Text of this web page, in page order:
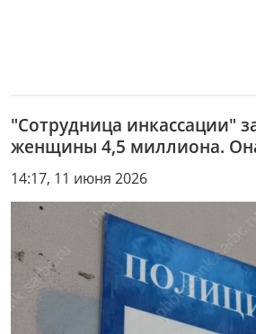
"Сотрудница инкассации"
женщины 4,5 миллиона.
14:17, 11 июня 2026